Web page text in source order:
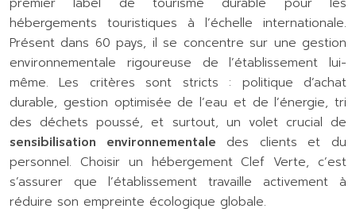
hébergements touristiques à l’échelle internationale.
Présent dans 60 pays, il se concentre sur une gestion
environnementale rigoureuse de l’établissement lui-
même. Les critères sont stricts : politique d’achat
durable, gestion optimisée de l’eau et de l’énergie, tri
des déchets poussé, et surtout, un volet crucial de
sensibilisation environnementale des clients et du
personnel. Choisir un hébergement Clef Verte, c’est
s’assurer que l’établissement travaille activement à
réduire son empreinte écologique globale.